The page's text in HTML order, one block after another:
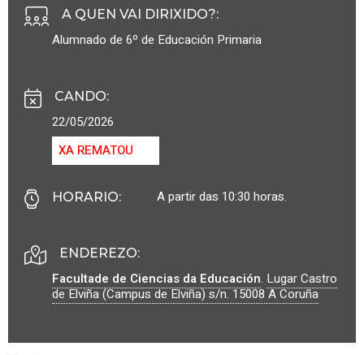
A QUEN VAI DIRIXIDO?:
Alumnado de 6º de Educación Primaria
CANDO:
22/05/2026
XA REMATOU
HORARIO: A partir das 10:30 horas.
ENDEREZO:
Facultade de Ciencias da Educación. Lugar Castro
de Elviña (Campus de Elviña) s/n.15008A Coruña